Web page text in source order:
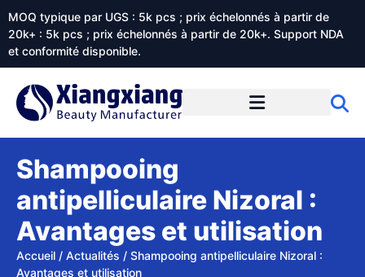
MOQ typique par UGS : 5k pcs ; prix échelonnés à partir de
20k+ : 5k pcs ; prix échelonnés à partir de 20k+. Support NDA
et conformité disponible.
Shampooing
antipelliculaire Nizoral :
Avantages et utilisation
Accueil / Actualités / Shampooing antipelliculaire Nizoral :
Avantages et utilisation